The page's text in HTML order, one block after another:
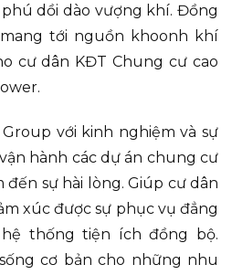
dồi dào vượng khí. Đồng
tới nguồn khoonh khí
cư dân KĐT Chung cư cao
với kinh nghiệm và sự
hành các dự án chung cư
đến sự hài lòng. Giúp cư dân
xúc được sự phục vụ đẳng
thống tiện ích đồng bộ.
cơ bản cho những nhu